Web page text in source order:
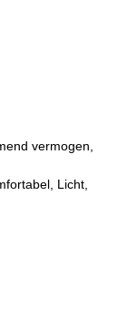
vermogen,
Licht,